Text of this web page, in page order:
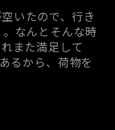
いたので、行き
なんとそんな時
また満足して
るから、荷物を